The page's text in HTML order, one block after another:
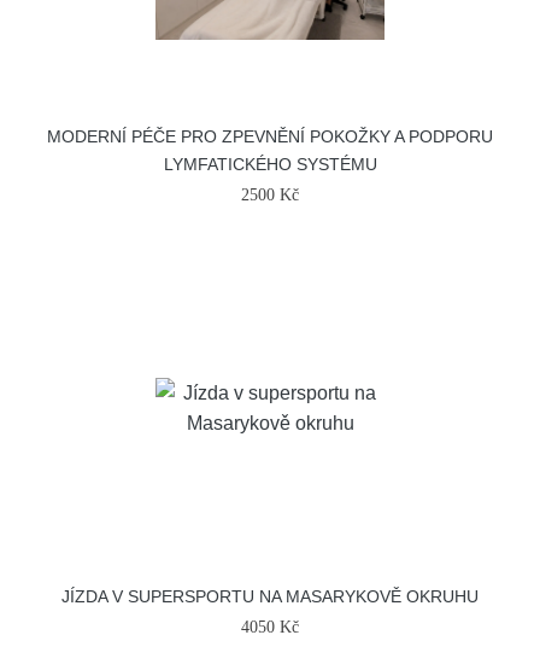
MODERNÍ PÉČE PRO ZPEVNĚNÍ POKOŽKY A PODPORU
LYMFATICKÉHO SYSTÉMU
2500 Kč
JÍZDA V SUPERSPORTU NA MASARYKOVĚ OKRUHU
4050 Kč